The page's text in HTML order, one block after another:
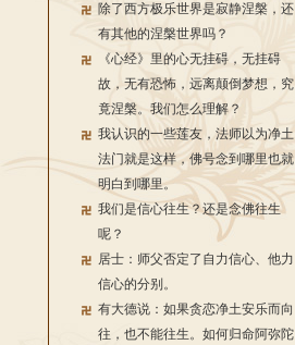
除了西方极乐世界是寂静涅槃，还
有其他的涅槃世界吗？
《心经》里的心无挂碍，无挂碍
故，无有恐怖，远离颠倒梦想，究
竟涅槃。我们怎么理解？
我认识的一些莲友，法师以为净土
法门就是这样，佛号念到哪里也就
明白到哪里。
我们是信心往生？还是念佛往生
呢？
居士：师父否定了自力信心、他力
信心的分别。
有大德说：如果贪恋净土安乐而向
往，也不能往生。如何归命阿弥陀